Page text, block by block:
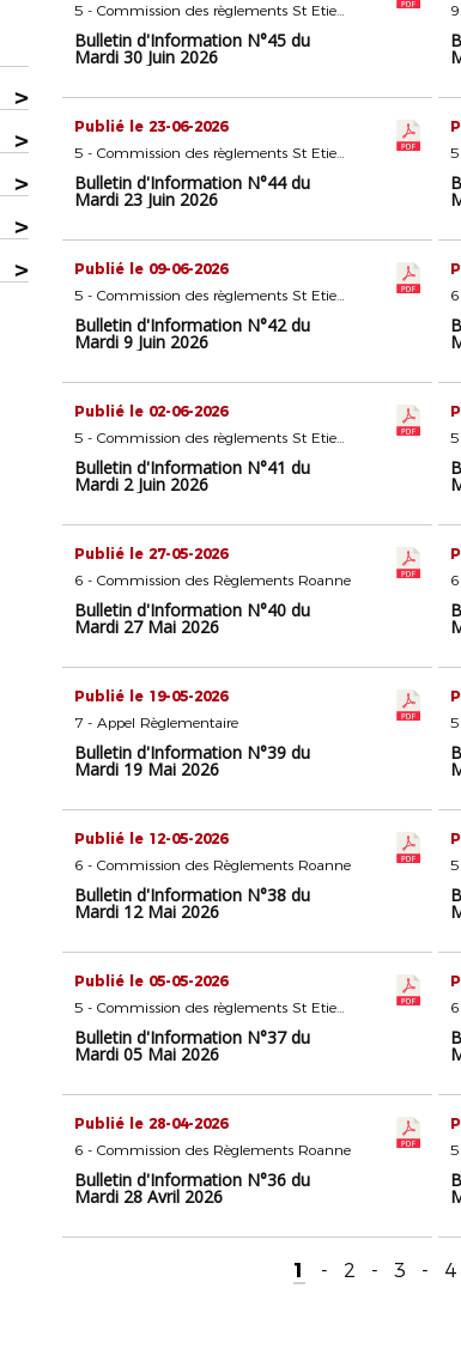
>
>
>
>
>
5 - Commission des règlements St Etienne
Bulletin d'Information N°45 du
Mardi 30 Juin 2026
Publié le 23-06-2026
5 - Commission des règlements St Etienne
Bulletin d'Information N°44 du
Mardi 23 Juin 2026
Publié le 09-06-2026
5 - Commission des règlements St Etienne
Bulletin d'Information N°42 du
Mardi 9 Juin 2026
Publié le 02-06-2026
5 - Commission des règlements St Etienne
Bulletin d'Information N°41 du
Mardi 2 Juin 2026
Publié le 27-05-2026
6 - Commission des Règlements Roanne
Bulletin d'Information N°40 du
Mardi 27 Mai 2026
Publié le 19-05-2026
7 - Appel Règlementaire
Bulletin d'Information N°39 du
Mardi 19 Mai 2026
Publié le 12-05-2026
6 - Commission des Règlements Roanne
Bulletin d'Information N°38 du
Mardi 12 Mai 2026
Publié le 05-05-2026
5 - Commission des règlements St Etienne
Bulletin d'Information N°37 du
Mardi 05 Mai 2026
Publié le 28-04-2026
6 - Commission des Règlements Roanne
Bulletin d'Information N°36 du
Mardi 28 Avril 2026
1 - 2 - 3 - 4